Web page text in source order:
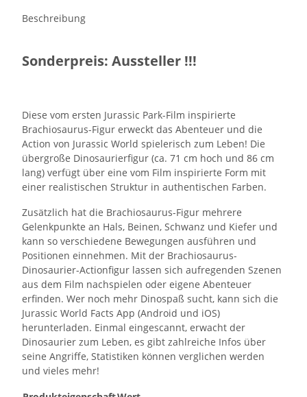
Beschreibung
Sonderpreis: Aussteller !!!
Diese vom ersten Jurassic Park-Film inspirierte
Brachiosaurus-Figur erweckt das Abenteuer und die
Action von Jurassic World spielerisch zum Leben! Die
übergroße Dinosaurierfigur (ca. 71 cm hoch und 86 cm
lang) verfügt über eine vom Film inspirierte Form mit
einer realistischen Struktur in authentischen Farben.
Zusätzlich hat die Brachiosaurus-Figur mehrere
Gelenkpunkte an Hals, Beinen, Schwanz und Kiefer und
kann so verschiedene Bewegungen ausführen und
Positionen einnehmen. Mit der Brachiosaurus-
Dinosaurier-Actionfigur lassen sich aufregenden Szenen
aus dem Film nachspielen oder eigene Abenteuer
erfinden. Wer noch mehr Dinospaß sucht, kann sich die
Jurassic World Facts App (Android und iOS)
herunterladen. Einmal eingescannt, erwacht der
Dinosaurier zum Leben, es gibt zahlreiche Infos über
seine Angriffe, Statistiken können verglichen werden
und vieles mehr!